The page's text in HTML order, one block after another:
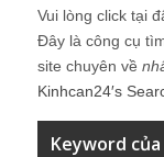
Vui lòng click tại
Đây là công cụ
site chuyên về
Kinhcan24′s
Keyword